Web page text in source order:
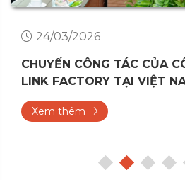
24/03/2026
CHUYẾN CÔNG TÁC CỦA
LINK FACTORY TẠI VIỆT
VIỆC VỚI CÁC TRƯỜNG
Xem thêm